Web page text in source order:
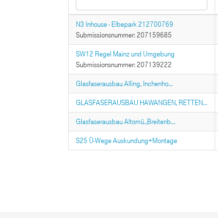
N3 Inhouse - Elbepark 212700769
Submissionsnummer: 207159685
SW12 Regel Mainz und Umgebung
Submissionsnummer: 207139222
Glasfaserausbau Alling, Inchenho...
GLASFASERAUSBAU HAWANGEN, RETTEN...
Glasfaserausbau Altomü.,Breitenb...
S25 Ü-Wege Auskundung+Montage